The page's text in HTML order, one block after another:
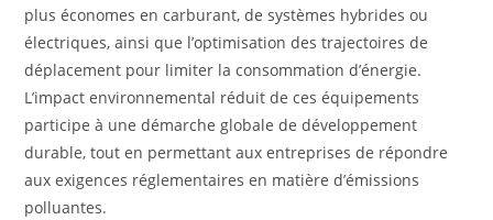
plus économes en carburant, de systèmes hybrides ou
électriques, ainsi que l’optimisation des trajectoires de
déplacement pour limiter la consommation d’énergie.
L’impact environnemental réduit de ces équipements
participe à une démarche globale de développement
durable, tout en permettant aux entreprises de répondre
aux exigences réglementaires en matière d’émissions
polluantes.